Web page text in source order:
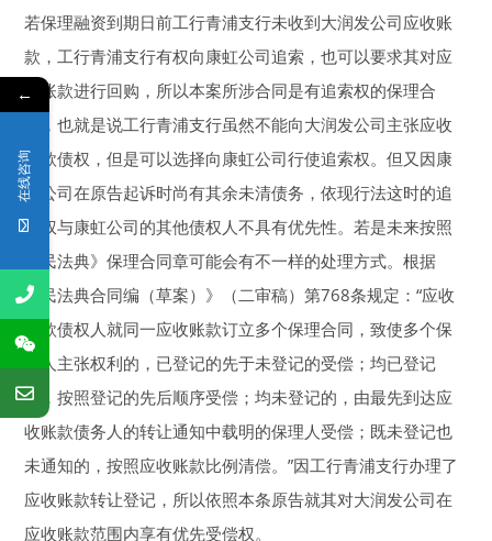
若保理融资到期日前工行青浦支行未收到大润发公司应收账
款，工行青浦支行有权向康虹公司追索，也可以要求其对应
收账款进行回购，所以本案所涉合同是有追索权的保理合
同，也就是说工行青浦支行虽然不能向大润发公司主张应收
账款债权，但是可以选择向康虹公司行使追索权。但又因康
虹公司在原告起诉时尚有其余未清债务，依现行法这时的追
索权与康虹公司的其他债权人不具有优先性。若是未来按照
《民法典》保理合同章可能会有不一样的处理方式。根据
《民法典合同编（草案）》（二审稿）第768条规定：“应收
账款债权人就同一应收账款订立多个保理合同，致使多个保
理人主张权利的，已登记的先于未登记的受偿；均已登记
的，按照登记的先后顺序受偿；均未登记的，由最先到达应
收账款债务人的转让通知中载明的保理人受偿；既未登记也
未通知的，按照应收账款比例清偿。”因工行青浦支行办理了
应收账款转让登记，所以依照本条原告就其对大润发公司在
应收账款范围内享有优先受偿权。
←
在线咨询